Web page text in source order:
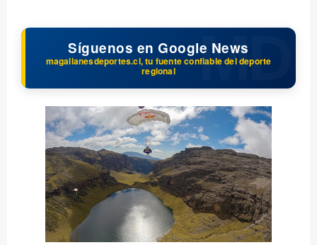
Síguenos en Google News
magallanesdeportes.cl, tu fuente confiable del deporte
regional